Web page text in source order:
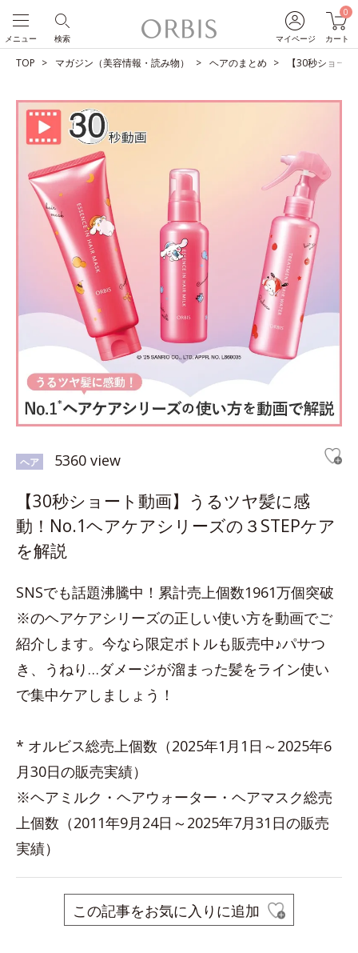
マイページ
0
カート
検索
メニュー
TOP マガジン（美容情報・読み物） ヘアのまとめ 【30秒ショー
ヘア 5360 view
【30秒ショート動画】うるツヤ髪に感
動！No.1ヘアケアシリーズの３STEPケア
を解説
SNSでも話題沸騰中！累計売上個数1961万個突破
※のヘアケアシリーズの正しい使い方を動画でご
紹介します。今なら限定ボトルも販売中♪パサつ
き、うねり…ダメージが溜まった髪をライン使い
で集中ケアしましょう！
* オルビス総売上個数（2025年1月1日～2025年6
月30日の販売実績）
※ヘアミルク・ヘアウォーター・ヘアマスク総売
上個数（2011年9月24日～2025年7月31日の販売
実績）
この記事をお気に入りに追加